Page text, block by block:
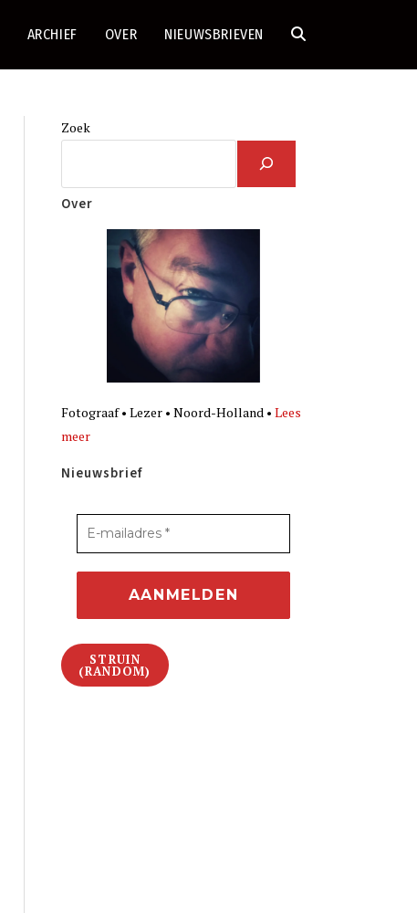
ARCHIEF OVER NIEUWSBRIEVEN TOGGLE
Zoek
Over
Fotograaf • Lezer • Noord-Holland • Lees
meer
Nieuwsbrief
STRUIN
(RANDOM)